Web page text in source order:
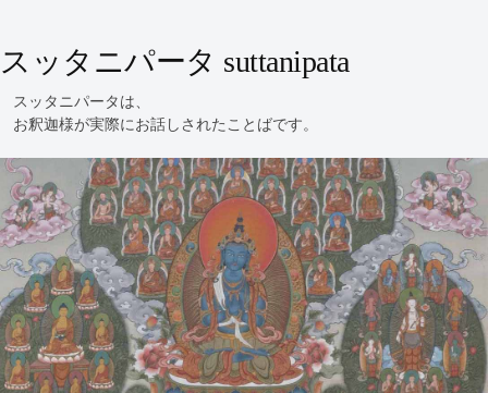
スッタニパータ suttanipata